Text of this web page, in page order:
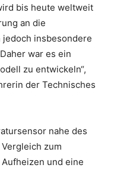
bis heute weltweit
an die
insbesondere
war es ein
zu entwickeln“,
der Technisches
nahe des
zum
und eine